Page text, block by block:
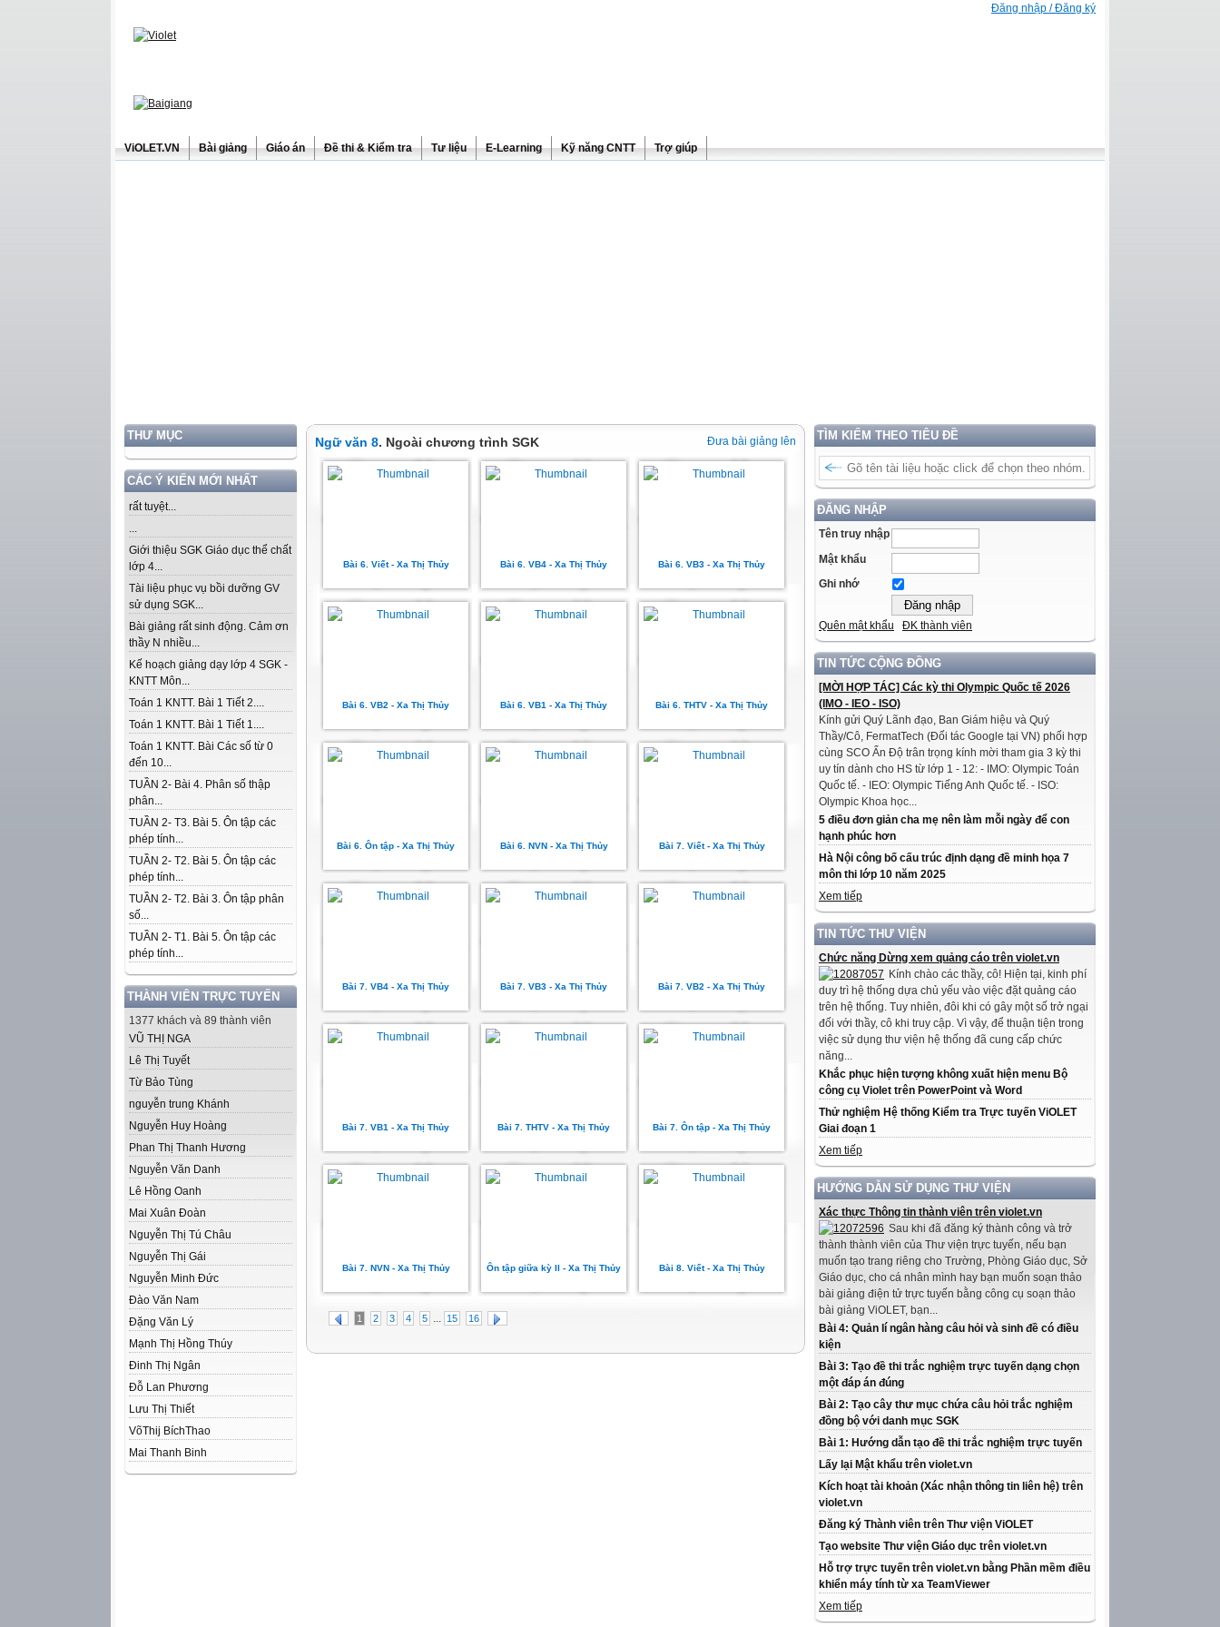
Đăng nhập / Đăng ký
ViOLET.VN Bài giảng Giáo án Đề thi & Kiểm tra Tư liệu E-Learning Kỹ năng CNTT Trợ giúp
THƯ MỤC
CÁC Ý KIẾN MỚI NHẤT
rất tuyệt...
...
Giới thiệu SGK Giáo dục thể chất
lớp 4...
Tài liệu phục vụ bồi dưỡng GV
sử dụng SGK...
Bài giảng rất sinh động. Cảm ơn
thầy N nhiều...
Kế hoạch giảng dạy lớp 4 SGK -
KNTT Môn...
Toán 1 KNTT. Bài 1 Tiết 2....
Toán 1 KNTT. Bài 1 Tiết 1....
Toán 1 KNTT. Bài Các số từ 0
đến 10...
TUẦN 2- Bài 4. Phân số thập
phân...
TUẦN 2- T3. Bài 5. Ôn tập các
phép tính...
TUẦN 2- T2. Bài 5. Ôn tập các
phép tính...
TUẦN 2- T2. Bài 3. Ôn tập phân
số...
TUẦN 2- T1. Bài 5. Ôn tập các
phép tính...
THÀNH VIÊN TRỰC TUYẾN
1377 khách và 89 thành viên
VŨ THỊ NGA
Lê Thị Tuyết
Từ Bảo Tùng
nguyễn trung Khánh
Nguyễn Huy Hoàng
Phan Thị Thanh Hương
Nguyễn Văn Danh
Lê Hồng Oanh
Mai Xuân Đoàn
Nguyễn Thị Tú Châu
Nguyễn Thị Gái
Nguyễn Minh Đức
Đào Văn Nam
Đặng Văn Lý
Mạnh Thị Hồng Thúy
Đinh Thị Ngân
Đỗ Lan Phương
Lưu Thị Thiết
VõThij BíchThao
Mai Thanh Binh
TÌM KIẾM THEO TIÊU ĐỀ
ĐĂNG NHẬP
Tên truy nhập
Mật khẩu
Ghi nhớ
Quên mật khẩu ĐK thành viên
TIN TỨC CỘNG ĐỒNG
[MỜI HỢP TÁC] Các kỳ thi Olympic Quốc tế 2026
(IMO - IEO - ISO)
Kính gửi Quý Lãnh đạo, Ban Giám hiệu và Quý
Thầy/Cô, FermatTech (Đối tác Google tại VN) phối hợp
cùng SCO Ấn Độ trân trọng kính mời tham gia 3 kỳ thi
uy tín dành cho HS từ lớp 1 - 12: - IMO: Olympic Toán
Quốc tế. - IEO: Olympic Tiếng Anh Quốc tế. - ISO:
Olympic Khoa học...
5 điều đơn giản cha mẹ nên làm mỗi ngày để con
hạnh phúc hơn
Hà Nội công bố cấu trúc định dạng đề minh họa 7
môn thi lớp 10 năm 2025
Xem tiếp
TIN TỨC THƯ VIỆN
Chức năng Dừng xem quảng cáo trên violet.vn
Kính chào các thầy, cô! Hiện tại, kinh phí
duy trì hệ thống dựa chủ yếu vào việc đặt quảng cáo
trên hệ thống. Tuy nhiên, đôi khi có gây một số trở ngại
đối với thầy, cô khi truy cập. Vì vậy, để thuận tiện trong
việc sử dụng thư viện hệ thống đã cung cấp chức
năng...
Khắc phục hiện tượng không xuất hiện menu Bộ
công cụ Violet trên PowerPoint và Word
Thử nghiệm Hệ thống Kiểm tra Trực tuyến ViOLET
Giai đoạn 1
Xem tiếp
HƯỚNG DẪN SỬ DỤNG THƯ VIỆN
Xác thực Thông tin thành viên trên violet.vn
Sau khi đã đăng ký thành công và trở
thành thành viên của Thư viện trực tuyến, nếu bạn
muốn tạo trang riêng cho Trường, Phòng Giáo dục, Sở
Giáo dục, cho cá nhân mình hay bạn muốn soạn thảo
bài giảng điện tử trực tuyến bằng công cụ soạn thảo
bài giảng ViOLET, bạn...
Bài 4: Quản lí ngân hàng câu hỏi và sinh đề có điều
kiện
Bài 3: Tạo đề thi trắc nghiệm trực tuyến dạng chọn
một đáp án đúng
Bài 2: Tạo cây thư mục chứa câu hỏi trắc nghiệm
đồng bộ với danh mục SGK
Bài 1: Hướng dẫn tạo đề thi trắc nghiệm trực tuyến
Lấy lại Mật khẩu trên violet.vn
Kích hoạt tài khoản (Xác nhận thông tin liên hệ) trên
violet.vn
Đăng ký Thành viên trên Thư viện ViOLET
Tạo website Thư viện Giáo dục trên violet.vn
Hỗ trợ trực tuyến trên violet.vn bằng Phần mềm điều
khiển máy tính từ xa TeamViewer
Xem tiếp
Đưa bài giảng lên
Ngữ văn 8. Ngoài chương trình SGK
Bài 6. Viết - Xa Thị Thủy Bài 6. VB4 - Xa Thị Thủy Bài 6. VB3 - Xa Thị Thủy
Bài 6. VB2 - Xa Thị Thủy Bài 6. VB1 - Xa Thị Thủy Bài 6. THTV - Xa Thị Thủy
Bài 6. Ôn tập - Xa Thị Thủy Bài 6. NVN - Xa Thị Thủy Bài 7. Viết - Xa Thị Thủy
Bài 7. VB4 - Xa Thị Thủy Bài 7. VB3 - Xa Thị Thủy Bài 7. VB2 - Xa Thị Thủy
Bài 7. VB1 - Xa Thị Thủy Bài 7. THTV - Xa Thị Thủy Bài 7. Ôn tập - Xa Thị Thủy
Bài 7. NVN - Xa Thị Thủy Ôn tập giữa kỳ II - Xa Thị Thủy Bài 8. Viết - Xa Thị Thủy
1 2 3 4 5 ... 15 16